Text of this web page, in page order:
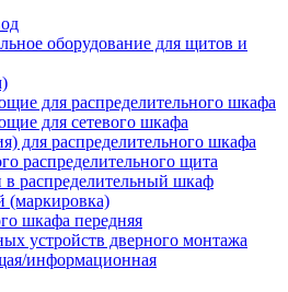
оборудование для щитов и
для распределительного шкафа
для сетевого шкафа
для распределительного шкафа
распределительного щита
распределительный шкаф
(маркировка)
шкафа передняя
устройств дверного монтажа
информационная